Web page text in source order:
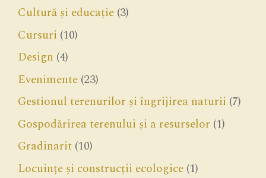
Cultură și educație (3)
Cursuri (10)
Design (4)
Evenimente (23)
Gestionul terenurilor și îngrijirea naturii (7)
Gospodărirea terenului și a resurselor (1)
Gradinarit (10)
Locuințe și construcții ecologice (1)